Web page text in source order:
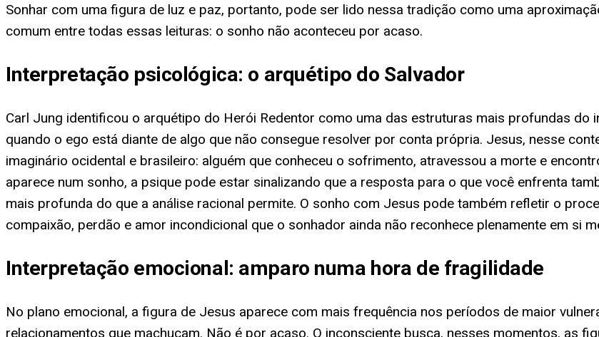
Sonhar com uma figura de luz e paz, portanto, pode ser lido nessa tradição como uma
comum entre todas essas leituras: o sonho não aconteceu por acaso.
Interpretação psicológica: o arquétipo do Salvador
Carl Jung identificou o arquétipo do Herói Redentor como uma das estruturas mais profundas
quando o ego está diante de algo que não consegue resolver por conta própria. Jesus, nesse
imaginário ocidental e brasileiro: alguém que conheceu o sofrimento, atravessou a morte e
aparece num sonho, a psique pode estar sinalizando que a resposta para o que você enfrenta
mais profunda do que a análise racional permite. O sonho com Jesus pode também refletir o
compaixão, perdão e amor incondicional que o sonhador ainda não reconhece plenamente em si
Interpretação emocional: amparo numa hora de fragilidade
No plano emocional, a figura de Jesus aparece com mais frequência nos períodos de maior
relacionamentos que machucam. Não é por acaso. O inconsciente busca, nesses momentos, as